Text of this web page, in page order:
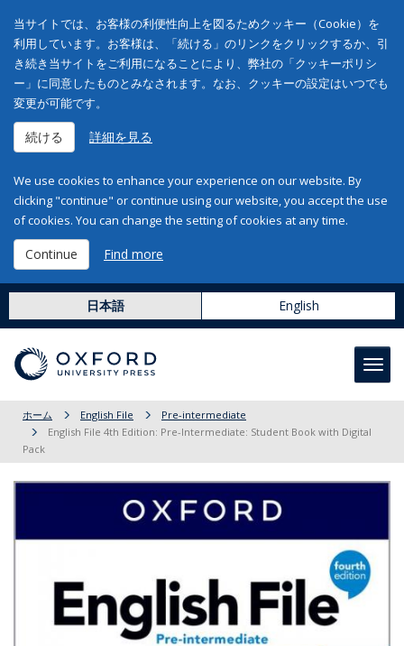
当サイトでは、お客様の利便性向上を図るためクッキー（Cookie）を
利用しています。お客様は、「続ける」のリンクをクリックするか、引
き続き当サイトをご利用になることにより、弊社の「クッキーポリシ
ー」に同意したものとみなされます。なお、クッキーの設定はいつでも
変更が可能です。
続ける 詳細を見る
We use cookies to enhance your experience on our website. By
clicking "continue" or continue using our website, you accept the use
of cookies. You can change the setting of cookies at any time.
Continue Find more
日本語 English
ホーム English File
Pre-intermediate
English File 4th Edition: Pre-Intermediate: Student Book with Digital
Pack